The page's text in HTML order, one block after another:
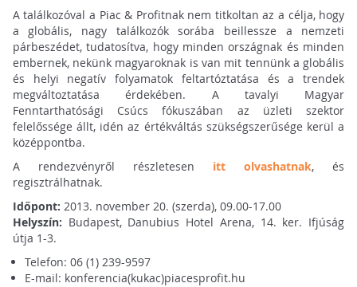
A találkozóval a Piac & Profitnak nem titkoltan az a célja, hogy
a globális, nagy találkozók sorába beillessze a nemzeti
párbeszédet, tudatosítva, hogy minden országnak és minden
embernek, nekünk magyaroknak is van mit tennünk a globális
és helyi negatív folyamatok feltartóztatása és a trendek
megváltoztatása érdekében. A tavalyi Magyar
Fenntarthatósági Csúcs fókuszában az üzleti szektor
felelőssége állt, idén az értékváltás szükségszerűsége kerül a
középpontba.
A rendezvényről részletesen itt olvashatnak, és
regisztrálhatnak.
Időpont: 2013. november 20. (szerda), 09.00-17.00
Helyszín: Budapest, Danubius Hotel Arena, 14. ker. Ifjúság
útja 1-3.
Telefon: 06 (1) 239-9597
E-mail: konferencia(kukac)piacesprofit.hu